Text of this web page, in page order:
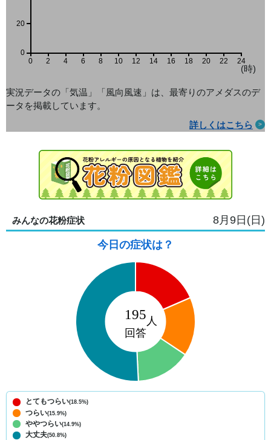
0 2 4 6 8 10 12 14 16 18 20 22 24
(時)
0
20
実況データの「気温」「風向風速」は、最寄りのアメダスのデ
ータを掲載しています。
詳しくはこちら
みんなの花粉症状 8月9日(日)
今日の症状は？
とてもつらい(18.5%)
つらい(15.9%)
ややつらい(14.9%)
大丈夫(50.8%)